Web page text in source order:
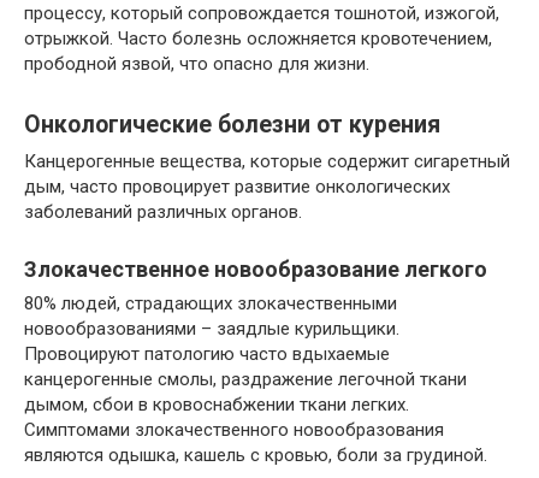
процессу, который сопровождается тошнотой, изжогой,
отрыжкой. Часто болезнь осложняется кровотечением,
прободной язвой, что опасно для жизни.
Онкологические болезни от курения
Канцерогенные вещества, которые содержит сигаретный
дым, часто провоцирует развитие онкологических
заболеваний различных органов.
Злокачественное новообразование легкого
80% людей, страдающих злокачественными
новообразованиями – заядлые курильщики.
Провоцируют патологию часто вдыхаемые
канцерогенные смолы, раздражение легочной ткани
дымом, сбои в кровоснабжении ткани легких.
Симптомами злокачественного новообразования
являются одышка, кашель с кровью, боли за грудиной.